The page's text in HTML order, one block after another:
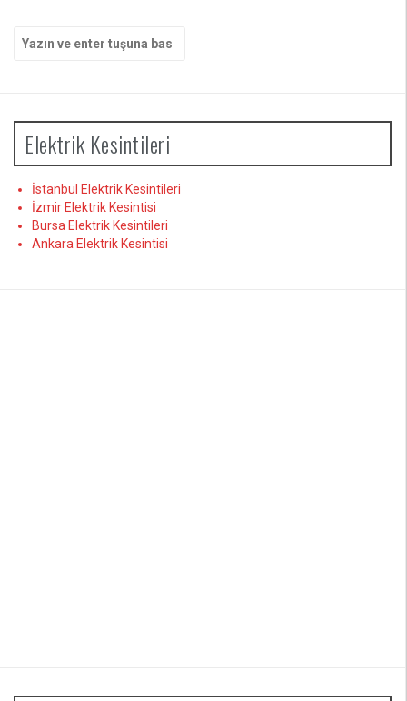
yap:
Elektrik Kesintileri
İstanbul Elektrik Kesintileri
İzmir Elektrik Kesintisi
Bursa Elektrik Kesintileri
Ankara Elektrik Kesintisi